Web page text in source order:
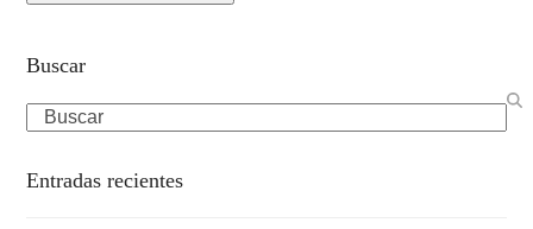
Buscar
Search
Entradas recientes